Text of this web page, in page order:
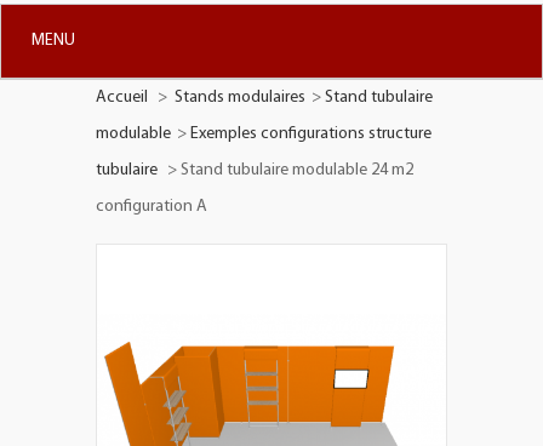
MENU
STANDS MODULAIRES
PLV EXTÉRIEURES
IMPRESSION GRAND FORMAT
Accueil > Stands modulaires > Stand tubulaire
modulable > Exemples configurations structure
tubulaire > Stand tubulaire modulable 24 m2
configuration A